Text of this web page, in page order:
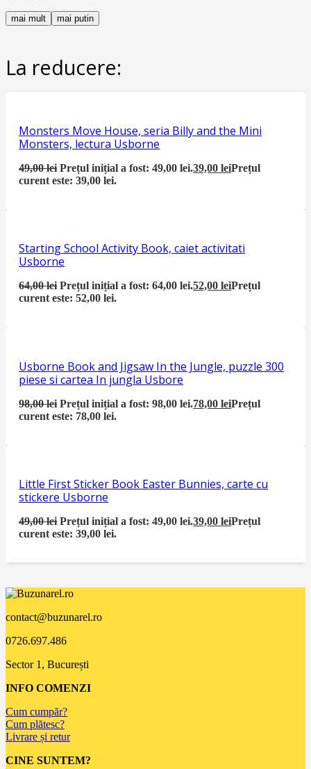
mai mult mai putin
La reducere:
Monsters Move House, seria Billy and the Mini
Monsters, lectura Usborne
49,00lei Prețul inițial a fost: 49,00 lei.39,00leiPrețul
curent este: 39,00 lei.
Starting School Activity Book, caiet activitati
Usborne
64,00lei Prețul inițial a fost: 64,00 lei.52,00leiPrețul
curent este: 52,00 lei.
Usborne Book and Jigsaw In the Jungle, puzzle 300
piese si cartea In jungla Usbore
98,00lei Prețul inițial a fost: 98,00 lei.78,00leiPrețul
curent este: 78,00 lei.
Little First Sticker Book Easter Bunnies, carte cu
stickere Usborne
49,00lei Prețul inițial a fost: 49,00 lei.39,00leiPrețul
curent este: 39,00 lei.
contact@buzunarel.ro
0726.697.486
Sector 1, București
INFO COMENZI
Cum cumpăr?
Cum plătesc?
Livrare și retur
CINE SUNTEM?